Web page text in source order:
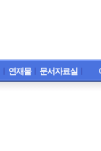
연재물ㅣ 문서자료실